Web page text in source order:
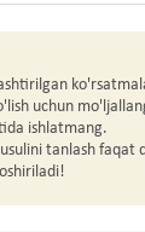
uchun
ishlatmang.
tanlash faqat